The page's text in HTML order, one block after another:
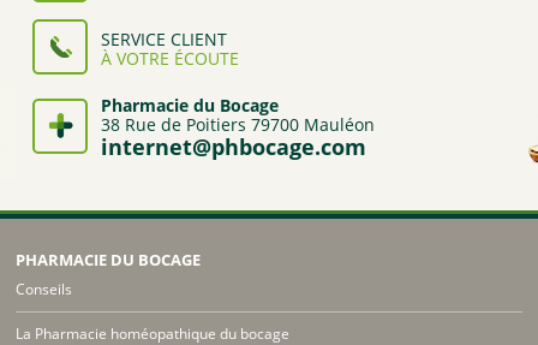
SERVICE CLIENT
À VOTRE ÉCOUTE
Pharmacie du Bocage
38 Rue de Poitiers 79700 Mauléon
internet@phbocage.com
PHARMACIE DU BOCAGE
Conseils
La Pharmacie homéopathique du bocage